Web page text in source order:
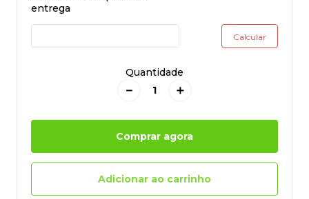
Quantidade
＋
－
Comprar agora
Adicionar ao carrinho